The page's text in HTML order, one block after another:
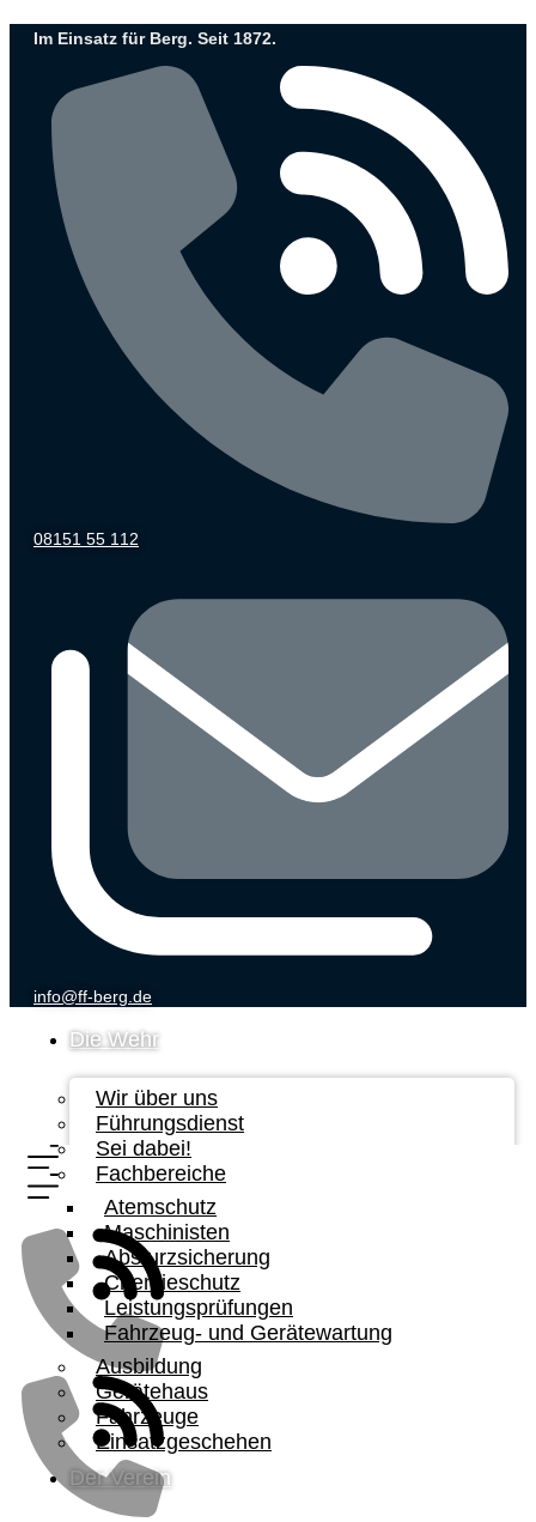
InhaltIm Einsatz für Berg. Seit 1872.
08151 55 112
info@ff-berg.de
Die Wehr
Wir über uns
Führungsdienst
Sei dabei!
Fachbereiche
Atemschutz
Maschinisten
Absturzsicherung
Chemieschutz
Leistungsprüfungen
Fahrzeug- und Gerätewartung
Ausbildung
Gerätehaus
Fahrzeuge
Einsatzgeschehen
Der Verein